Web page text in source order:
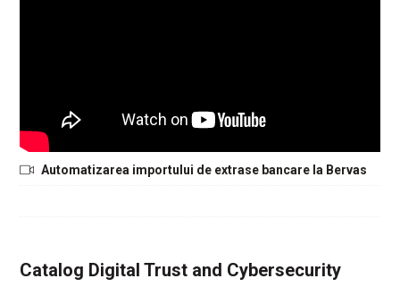
Automatizarea importului de extrase bancare la Bervas
Catalog Digital Trust and Cybersecurity